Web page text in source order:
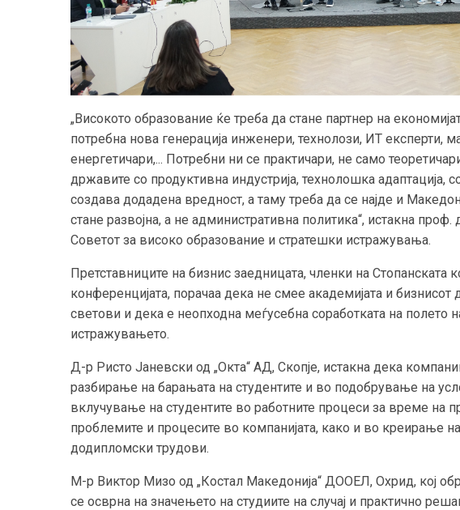
„Високото образование ќе треба да стане партнер на
потребна нова генерација инженери, технолози, ИТ експерти,
енергетичари,... Потребни ни се практичари, не само
државите со продуктивна индустрија, технолошка адаптација,
создава додадена вредност, а таму треба да се најде и
стане развојна, а не административна политика“, истакна
Советот за високо образование и стратешки истражувања.
Претставниците на бизнис заедницата, членки на Стопанската
конференцијата, порачаа дека не смее академијата и
светови и дека е неопходна меѓусебна соработката на полето
истражувањето.
Д-р Ристо Јаневски од „Окта“ АД, Скопје, истакна дека
разбирање на барањата на студентите и во подобрување на
вклучување на студентите во работните процеси за време на
проблемите и процесите во компанијата, како и во креирање
додипломски трудови.
М-р Виктор Мизо од „Костал Македонија“ ДООЕЛ, Охрид, кој
се осврна на значењето на студиите на случај и практично